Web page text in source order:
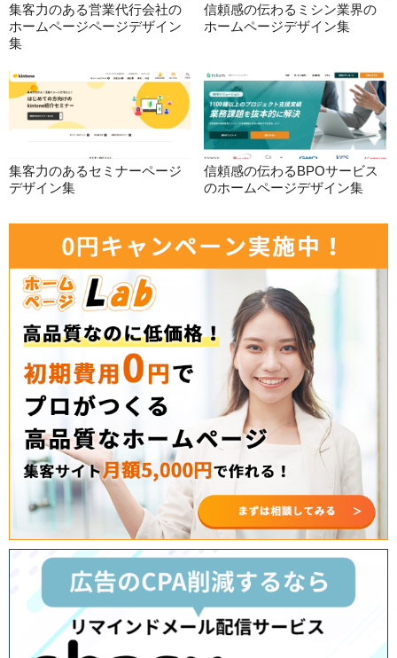
集客力のある営業代行会社の
ホームページページデザイン
集
信頼感の伝わるミシン業界の
ホームページデザイン集
集客力のあるセミナーページ
デザイン集
信頼感の伝わるBPOサービス
のホームページデザイン集